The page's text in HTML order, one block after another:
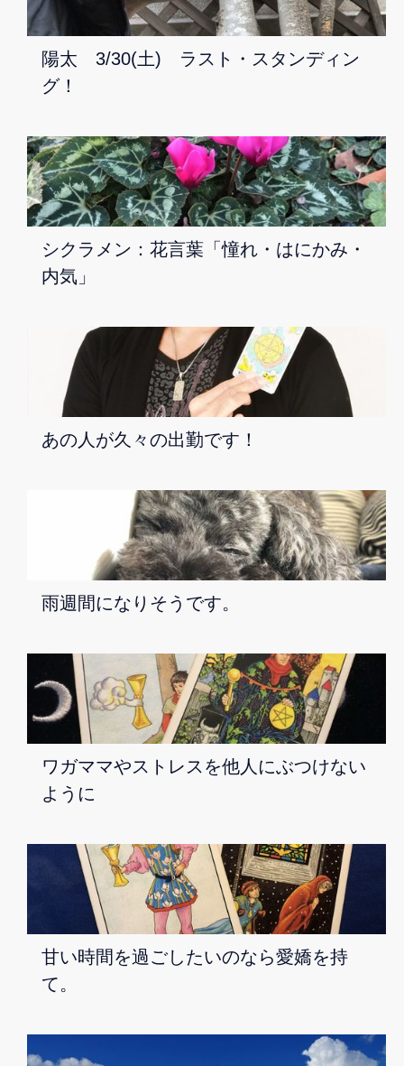
陽太 3/30(土) ラスト・スタンディン
グ！
シクラメン：花言葉「憧れ・はにかみ・
内気」
あの人が久々の出勤です！
雨週間になりそうです。
ワガママやストレスを他人にぶつけない
ように
甘い時間を過ごしたいのなら愛嬌を持
て。